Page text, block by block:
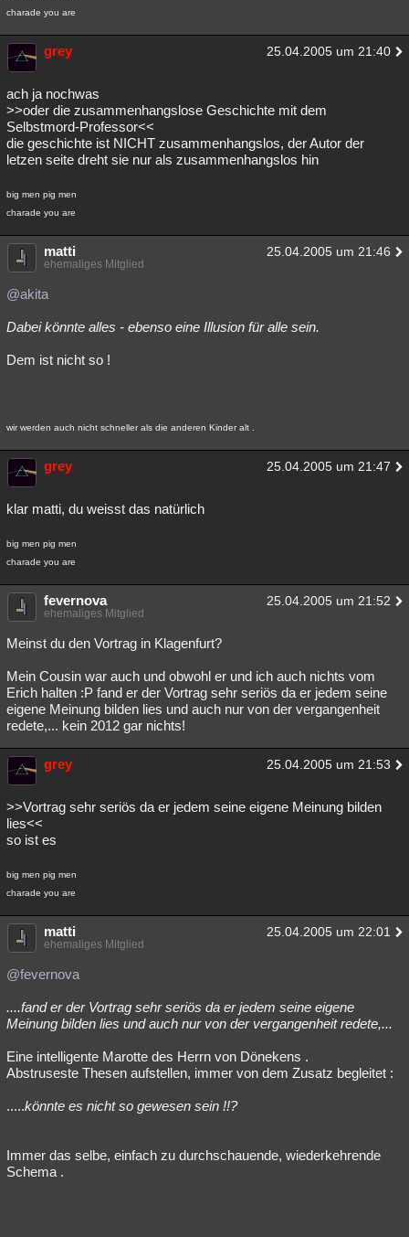
charade you are
grey 25.04.2005 um 21:40
ach ja nochwas
>>oder die zusammenhangslose Geschichte mit dem
Selbstmord-Professor<<
die geschichte ist NICHT zusammenhangslos, der Autor der
letzen seite dreht sie nur als zusammenhangslos hin
big men pig men
charade you are
matti 25.04.2005 um 21:46
ehemaliges Mitglied
@akita
Dabei könnte alles - ebenso eine Illusion für alle sein.
Dem ist nicht so !
wir werden auch nicht schneller als die anderen Kinder alt .
grey 25.04.2005 um 21:47
klar matti, du weisst das natürlich
big men pig men
charade you are
fevernova 25.04.2005 um 21:52
ehemaliges Mitglied
Meinst du den Vortrag in Klagenfurt?
Mein Cousin war auch und obwohl er und ich auch nichts vom
Erich halten :P fand er der Vortrag sehr seriös da er jedem seine
eigene Meinung bilden lies und auch nur von der vergangenheit
redete,... kein 2012 gar nichts!
grey 25.04.2005 um 21:53
>>Vortrag sehr seriös da er jedem seine eigene Meinung bilden
lies<<
so ist es
big men pig men
charade you are
matti 25.04.2005 um 22:01
ehemaliges Mitglied
@fevernova
....fand er der Vortrag sehr seriös da er jedem seine eigene
Meinung bilden lies und auch nur von der vergangenheit redete,...
Eine intelligente Marotte des Herrn von Dönekens .
Abstruseste Thesen aufstellen, immer von dem Zusatz begleitet :
.....könnte es nicht so gewesen sein !!?
Immer das selbe, einfach zu durchschauende, wiederkehrende
Schema .